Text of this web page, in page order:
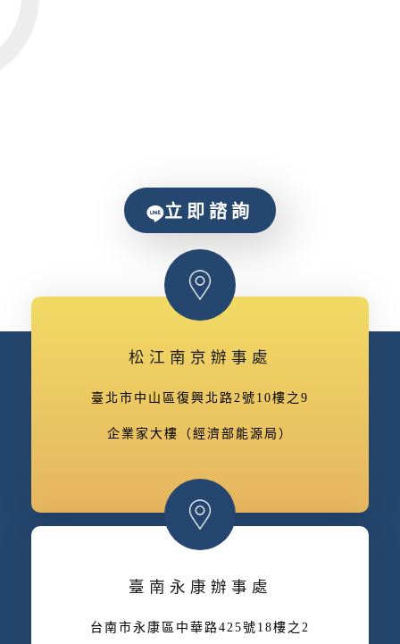
立即諮詢
松江南京辦事處
臺北市中山區復興北路2號10樓之9
企業家大樓（經濟部能源局）
臺南永康辦事處
台南市永康區中華路425號18樓之2